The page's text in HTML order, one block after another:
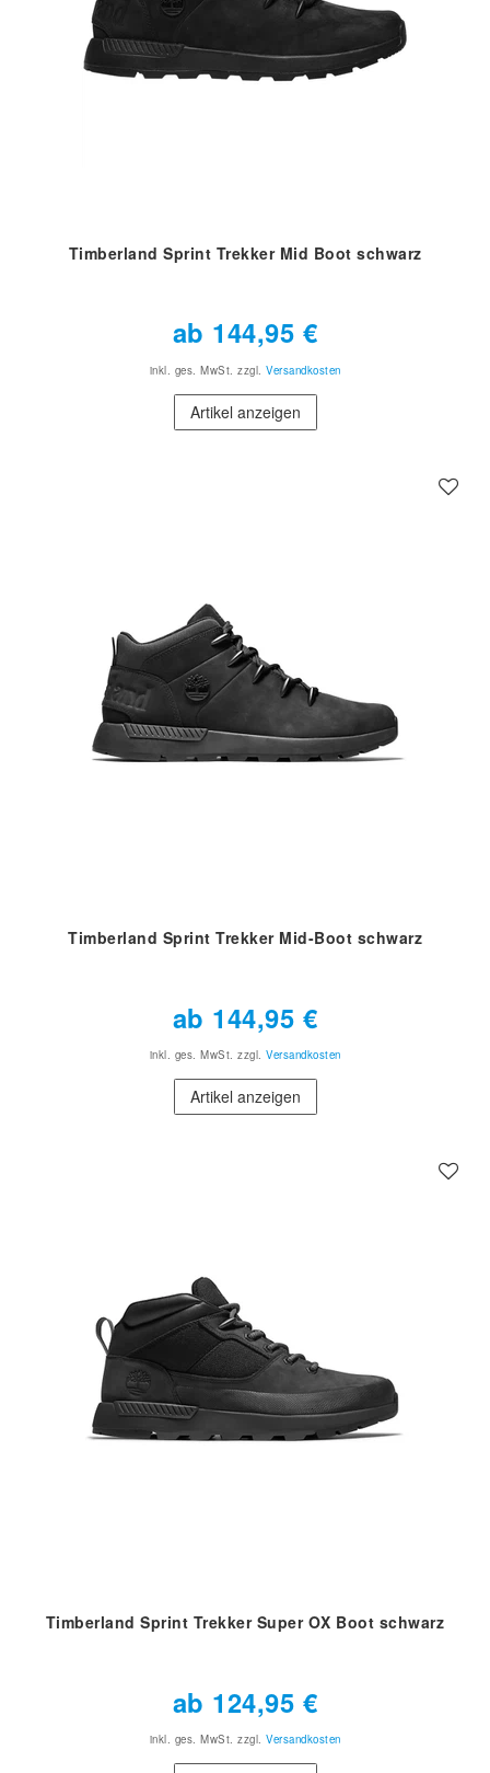
Timberland Sprint Trekker Mid Boot schwarz
ab 144,95 €
inkl. ges. MwSt. zzgl. Versandkosten
Artikel anzeigen
Timberland Sprint Trekker Mid-Boot schwarz
ab 144,95 €
inkl. ges. MwSt. zzgl. Versandkosten
Artikel anzeigen
Timberland Sprint Trekker Super OX Boot schwarz
ab 124,95 €
inkl. ges. MwSt. zzgl. Versandkosten